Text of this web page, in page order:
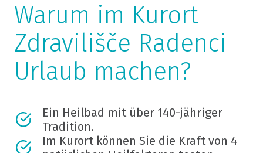
Warum im Kurort
Zdravilišče Radenci
Urlaub machen?
Ein Heilbad mit über 140-jähriger
Tradition.
Im Kurort können Sie die Kraft von 4